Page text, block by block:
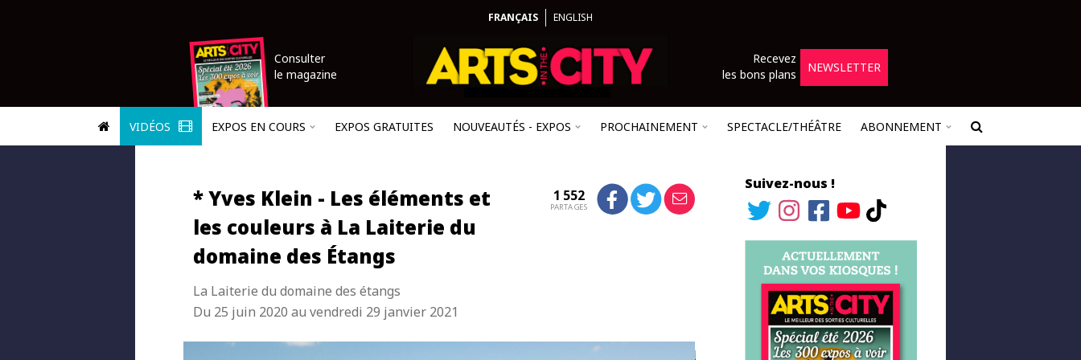
FRANÇAIS ENGLISH
Consulter
le magazine
Recevez
les bons plans
NEWSLETTER
VIDÉOS EXPOS EN COURS EXPOS GRATUITES NOUVEAUTÉS - EXPOS PROCHAINEMENT SPECTACLE/THÉÂTRE ABONNEMENT
* Yves Klein - Les éléments et
les couleurs à La Laiterie du
domaine des Étangs
La Laiterie du domaine des étangs
Du 25 juin 2020 au vendredi 29 janvier 2021
1 552
PARTAGES
Suivez-nous !